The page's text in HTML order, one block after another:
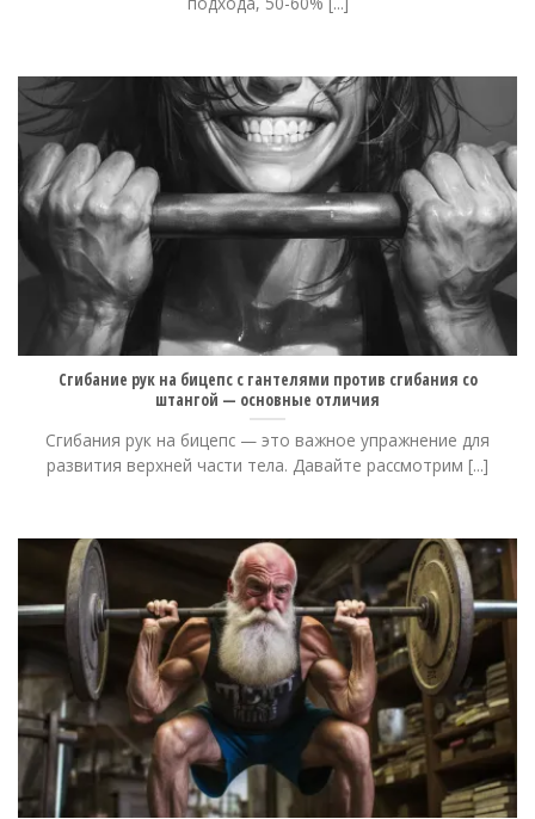
Сгибание рук на бицепс с гантелями против сгибания со
штангой — основные отличия
Сгибания рук на бицепс — это важное упражнение для
развития верхней части тела. Давайте рассмотрим [...]